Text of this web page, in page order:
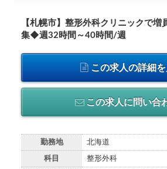
【札幌市】整形外科クリニックで増
集◆週32時間～40時間/週
この求人の詳細
この求人に問い合
勤務地 北海道
科目 整形外科